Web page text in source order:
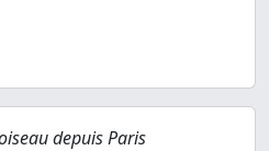
depuis Paris